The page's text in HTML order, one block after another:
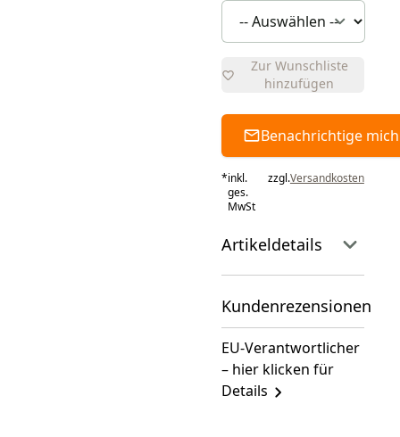
Zur Wunschliste
hinzufügen
Benachrichtige mich
*inkl.
ges.
MwSt
zzgl.Versandkosten
Artikeldetails
Kundenrezensionen
EU-Verantwortlicher
– hier klicken für
Details